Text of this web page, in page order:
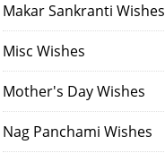
Makar Sankranti Wishes
Misc Wishes
Mother's Day Wishes
Nag Panchami Wishes